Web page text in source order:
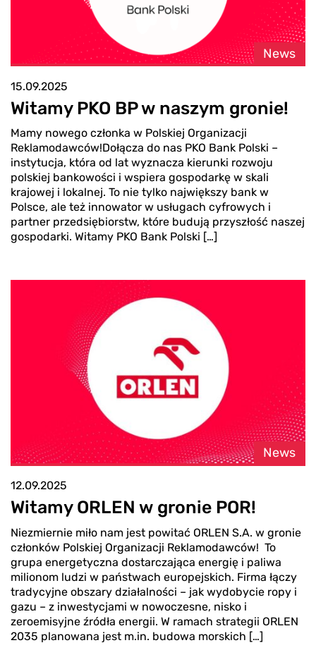
News
15.09.2025
Witamy PKO BP w naszym gronie!
Mamy nowego członka w Polskiej Organizacji
Reklamodawców!Dołącza do nas PKO Bank Polski –
instytucja, która od lat wyznacza kierunki rozwoju
polskiej bankowości i wspiera gospodarkę w skali
krajowej i lokalnej. To nie tylko największy bank w
Polsce, ale też innowator w usługach cyfrowych i
partner przedsiębiorstw, które budują przyszłość naszej
gospodarki. Witamy PKO Bank Polski […]
News
12.09.2025
Witamy ORLEN w gronie POR!
Niezmiernie miło nam jest powitać ORLEN S.A. w gronie
członków Polskiej Organizacji Reklamodawców! To
grupa energetyczna dostarczająca energię i paliwa
milionom ludzi w państwach europejskich. Firma łączy
tradycyjne obszary działalności – jak wydobycie ropy i
gazu – z inwestycjami w nowoczesne, nisko i
zeroemisyjne źródła energii. W ramach strategii ORLEN
2035 planowana jest m.in. budowa morskich […]